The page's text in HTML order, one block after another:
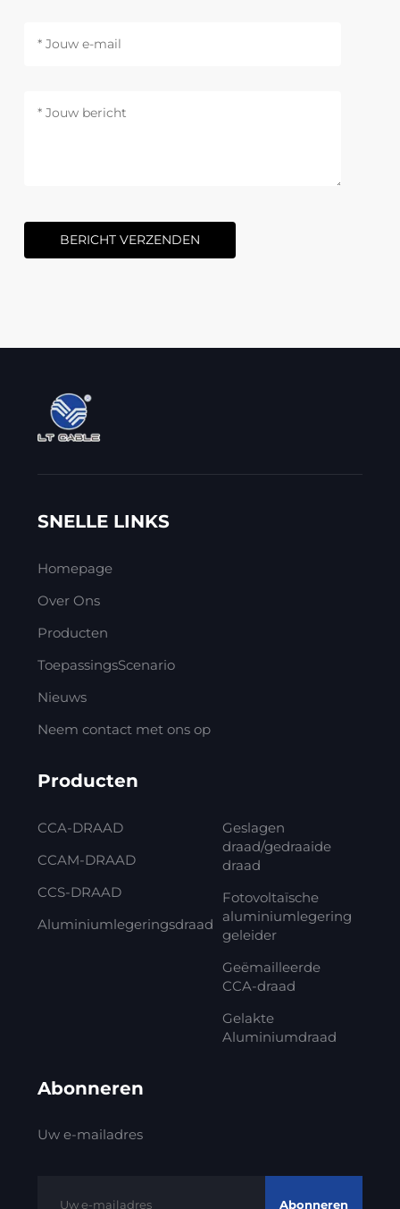
BERICHT VERZENDEN
SNELLE LINKS
Homepage
Over Ons
Producten
ToepassingsScenario
Nieuws
Neem contact met ons op
Producten
CCA-DRAAD
CCAM-DRAAD
CCS-DRAAD
Aluminiumlegeringsdraad
Geslagen
draad/gedraaide
draad
Fotovoltaïsche
aluminiumlegering
geleider
Geëmailleerde
CCA-draad
Gelakte
Aluminiumdraad
Abonneren
Uw e-mailadres
Abonneren